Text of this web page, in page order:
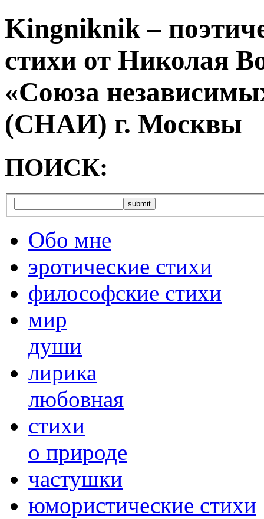
Kingniknik –
стихи от Николая
«Союза
(СНАИ) г. Москвы
ПОИСК:
Обо мне
эротические стихи
философские стихи
мир
души
лирика
любовная
cтихи
о природе
частушки
юмористические стихи